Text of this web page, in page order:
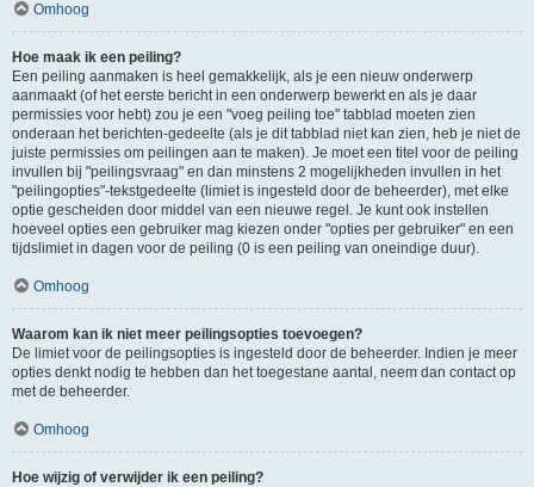
Omhoog
Hoe maak ik een peiling?
Een peiling aanmaken is heel gemakkelijk, als je een nieuw onderwerp
aanmaakt (of het eerste bericht in een onderwerp bewerkt en als je daar
permissies voor hebt) zou je een "voeg peiling toe" tabblad moeten zien
onderaan het berichten-gedeelte (als je dit tabblad niet kan zien, heb je niet de
juiste permissies om peilingen aan te maken). Je moet een titel voor de peiling
invullen bij "peilingsvraag" en dan minstens 2 mogelijkheden invullen in het
"peilingopties"-tekstgedeelte (limiet is ingesteld door de beheerder), met elke
optie gescheiden door middel van een nieuwe regel. Je kunt ook instellen
hoeveel opties een gebruiker mag kiezen onder "opties per gebruiker" en een
tijdslimiet in dagen voor de peiling (0 is een peiling van oneindige duur).
Omhoog
Waarom kan ik niet meer peilingsopties toevoegen?
De limiet voor de peilingsopties is ingesteld door de beheerder. Indien je meer
opties denkt nodig te hebben dan het toegestane aantal, neem dan contact op
met de beheerder.
Omhoog
Hoe wijzig of verwijder ik een peiling?